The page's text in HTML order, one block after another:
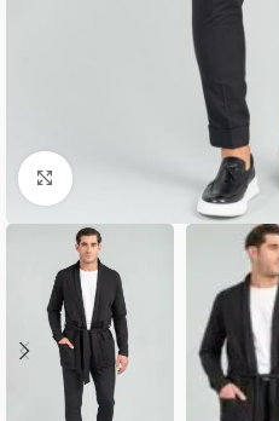
Κλικ για μεγέθυνση